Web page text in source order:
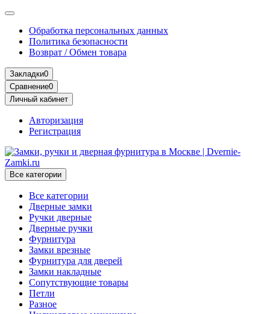
Обработка персональных данных
Политика безопасности
Возврат / Обмен товара
Закладки0
Сравнение0
Личный кабинет
Авторизация
Регистрация
Все категории
Все категории
Дверные замки
Ручки дверные
Дверные ручки
Фурнитура
Замки врезные
Фурнитура для дверей
Замки накладные
Сопутствующие товары
Петли
Разное